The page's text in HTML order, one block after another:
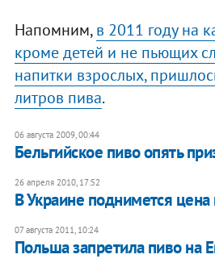
Напомним,в 2011 году на
кроме детей и не пьющих
напитки взрослых,
литров пива.
06 августа 2009, 00:44
Бельгийское пиво опять
26 апреля 2010, 17:52
В Украине поднимется цена
07 августа 2011, 10:24
Польша запретила пиво на